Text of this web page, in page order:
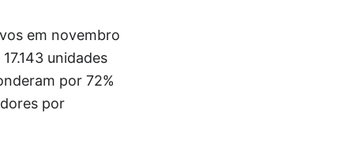
em novembro
unidades
por 72%
por